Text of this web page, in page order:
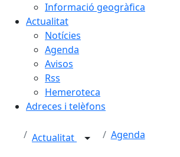
Informació geogràfica
Actualitat
Notícies
Agenda
Avisos
Rss
Hemeroteca
Adreces i telèfons
Actualitat Agenda